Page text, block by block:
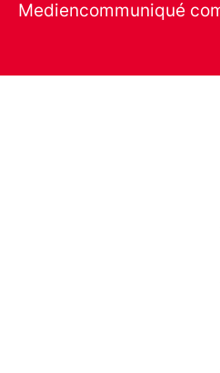
Mediencommuniqué